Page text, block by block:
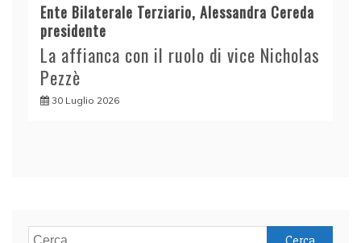
Ente Bilaterale Terziario, Alessandra Cereda
presidente
La affianca con il ruolo di vice Nicholas
Pezzè
30 Luglio 2026
Ricerca